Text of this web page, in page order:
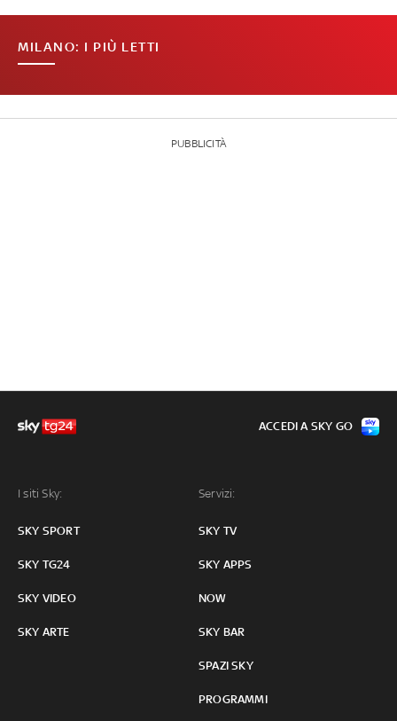
MILANO: I PIÙ LETTI
PUBBLICITÀ
I siti Sky:
SKY SPORT
SKY TG24
SKY VIDEO
SKY ARTE
Servizi:
SKY TV
SKY APPS
NOW
SKY BAR
SPAZI SKY
PROGRAMMI
ACCEDI A SKY GO